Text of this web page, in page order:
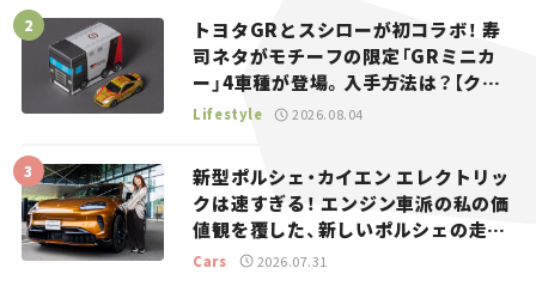
トヨタGRとスシローが初コラボ！ 寿
司ネタがモチーフの限定「GRミニカ
ー」4車種が登場。入手方法は？【クル
マとホビー】
Lifestyle 2026.08.04
新型ポルシェ・カイエン エレクトリッ
クは速すぎる！ エンジン車派の私の価
値観を覆した、新しいポルシェの走
り。
Cars 2026.07.31